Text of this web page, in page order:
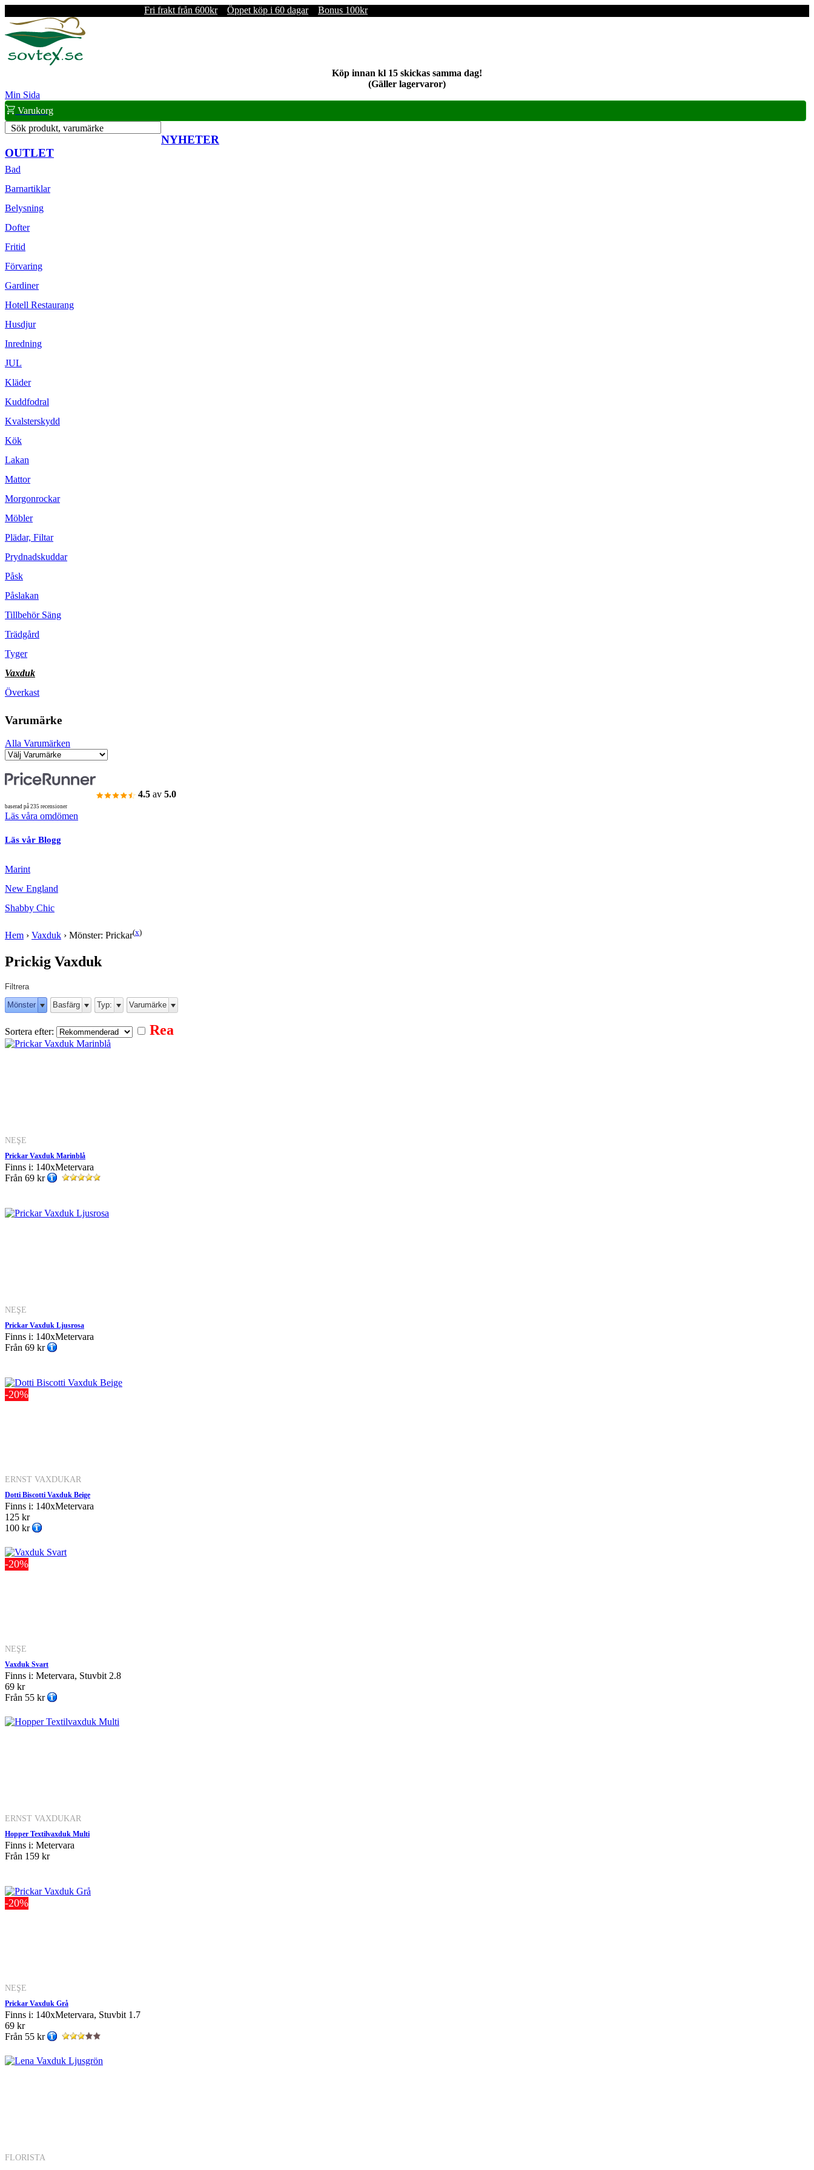
Fri frakt från 600kr Öppet köp i 60 dagar Bonus 100kr
Köp innan kl 15 skickas samma dag!
(Gäller lagervaror)
Min Sida
Varukorg
Sök produkt, varumärke
NYHETER
OUTLET
Bad
Barnartiklar
Belysning
Dofter
Fritid
Förvaring
Gardiner
Hotell Restaurang
Husdjur
Inredning
JUL
Kläder
Kuddfodral
Kvalsterskydd
Kök
Lakan
Mattor
Morgonrockar
Möbler
Plädar, Filtar
Prydnadskuddar
Påsk
Påslakan
Tillbehör Säng
Trädgård
Tyger
Vaxduk
Överkast
Varumärke
Alla Varumärken
4.5 av 5.0
baserad på 235 recensioner
Läs våra omdömen
Läs vår Blogg
Marint
New England
Shabby Chic
Hem › Vaxduk › Mönster: Prickar(x)
Prickig Vaxduk
Filtrera
Mönster
Basfärg Typ: Varumärke
Sortera efter: Rea
NEŞE
Prickar Vaxduk Marinblå
Finns i: 140xMetervara
Från 69 kr
NEŞE
Prickar Vaxduk Ljusrosa
Finns i: 140xMetervara
Från 69 kr
-20%
ERNST VAXDUKAR
Dotti Biscotti Vaxduk Beige
Finns i: 140xMetervara
125 kr
100 kr
-20%
NEŞE
Vaxduk Svart
Finns i: Metervara, Stuvbit 2.8
69 kr
Från 55 kr
ERNST VAXDUKAR
Hopper Textilvaxduk Multi
Finns i: Metervara
Från 159 kr
-20%
NEŞE
Prickar Vaxduk Grå
Finns i: 140xMetervara, Stuvbit 1.7
69 kr
Från 55 kr
FLORISTA